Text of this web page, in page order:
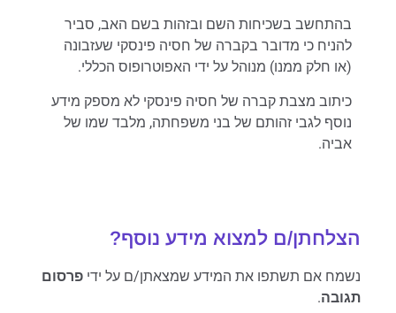
בהתחשב בשכיחות השם ובזהות בשם האב, סביר
להניח כי מדובר בקברה של חסיה פינסקי שעזבונה
(או חלק ממנו) מנוהל על ידי האפוטרופוס הכללי.
כיתוב מצבת קברה של חסיה פינסקי לא מספק מידע
נוסף לגבי זהותם של בני משפחתה, מלבד שמו של
אביה.
הצלחתן/ם למצוא מידע נוסף?
נשמח אם תשתפו את המידע שמצאתן/ם על ידי פרסום
תגובה.